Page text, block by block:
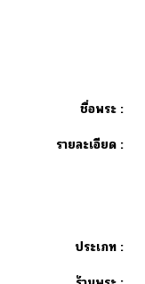
ชื่อพระ :
รายละเอียด :
ประเภท :